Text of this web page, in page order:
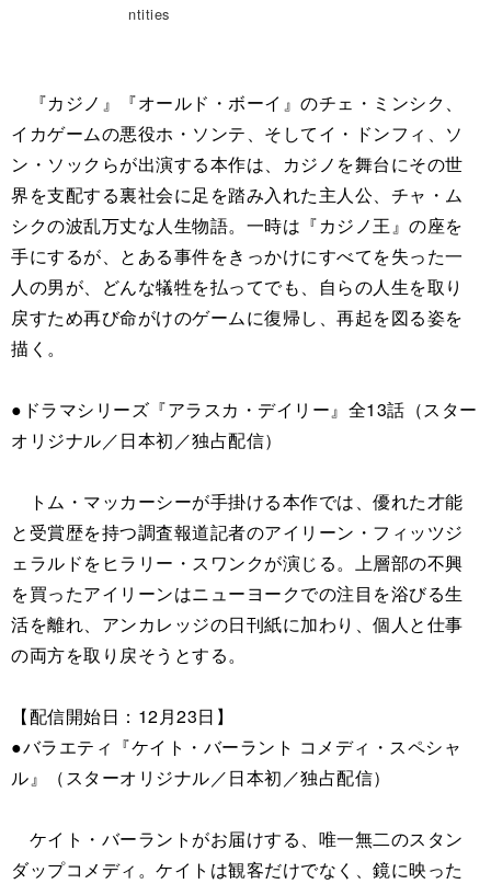
ntities
『カジノ』『オールド・ボーイ』のチェ・ミンシク、
イカゲームの悪役ホ・ソンテ、そしてイ・ドンフィ、ソ
ン・ソックらが出演する本作は、カジノを舞台にその世
界を支配する裏社会に足を踏み入れた主人公、チャ・ム
シクの波乱万丈な人生物語。一時は『カジノ王』の座を
手にするが、とある事件をきっかけにすべてを失った一
人の男が、どんな犠牲を払ってでも、自らの人生を取り
戻すため再び命がけのゲームに復帰し、再起を図る姿を
描く。
●ドラマシリーズ『アラスカ・デイリー』全13話（スター
オリジナル／日本初／独占配信）
トム・マッカーシーが手掛ける本作では、優れた才能
と受賞歴を持つ調査報道記者のアイリーン・フィッツジ
ェラルドをヒラリー・スワンクが演じる。上層部の不興
を買ったアイリーンはニューヨークでの注目を浴びる生
活を離れ、アンカレッジの日刊紙に加わり、個人と仕事
の両方を取り戻そうとする。
【配信開始日：12月23日】
●バラエティ『ケイト・バーラント コメディ・スペシャ
ル』（スターオリジナル／日本初／独占配信）
ケイト・バーラントがお届けする、唯一無二のスタン
ダップコメディ。ケイトは観客だけでなく、鏡に映った